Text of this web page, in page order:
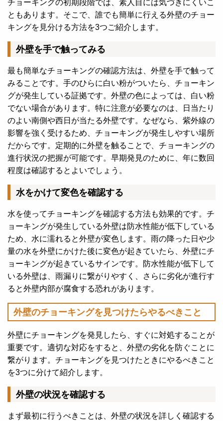
チョーキングの初期段階では、素人目には気づきにくいこ
ともあります。そこで、誰でも簡単に行える外壁のチョー
キングを見分ける方法を3つご紹介します。
外壁を手で触ってみる
最も簡単なチョーキングの確認方法は、外壁を手で触って
みることです。手のひらに白い粉がついたら、チョーキン
グが発生している証拠です。外壁の色によっては、白い粉
でない場合があります。 特に注意が必要なのは、日当たり
のよい南側や西日が当たる外壁です。なぜなら、紫外線の
影響を強く受けるため、チョーキングが発生しやすい場所
だからです。 定期的に外壁を触ることで、チョーキングの
進行状況の把握が可能です。早期発見のために、年に数回
程度は確認するとよいでしょう。
水をかけて変色を確認する
水を使ってチョーキングを確認する方法も効果的です。チ
ョーキングが発生している外壁は防水性能が低下している
ため、水に濡れると外壁が変色します。 雨の降った日や少
量の水を外壁にかけた後に変色が起きていたら、外壁にチ
ョーキングが起きているサインです。
防水性能が低下して
いる外壁は、雨漏りに繋がりやすく、さらに劣化が進行す
ると外壁内部が腐食する恐れがあります。
外壁のチョーキングを見つけたらやるべきこと
外壁にチョーキングを発見したら、すぐに対処することが
重要です。適切な対応をすると、外壁の劣化を防ぐことに
繋がります。チョーキングを見つけたときにやるべきこと
を3つに分けて紹介します。
外壁の状況を確認する
まず最初に行うべきことは、外壁の状況を詳しく確認する